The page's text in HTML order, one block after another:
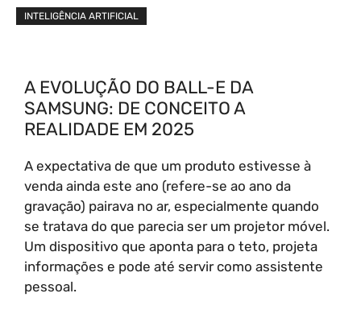
INTELIGÊNCIA ARTIFICIAL
A EVOLUÇÃO DO BALL-E DA
SAMSUNG: DE CONCEITO A
REALIDADE EM 2025
A expectativa de que um produto estivesse à
venda ainda este ano (refere-se ao ano da
gravação) pairava no ar, especialmente quando
se tratava do que parecia ser um projetor móvel.
Um dispositivo que aponta para o teto, projeta
informações e pode até servir como assistente
pessoal.